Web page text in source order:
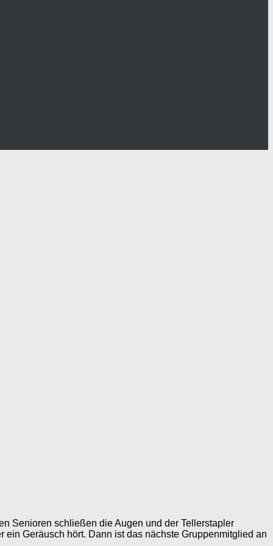
Senioren schließen die Augen und der Tellerstapler
Geräusch hört. Dann ist das nächste Gruppenmitglied an